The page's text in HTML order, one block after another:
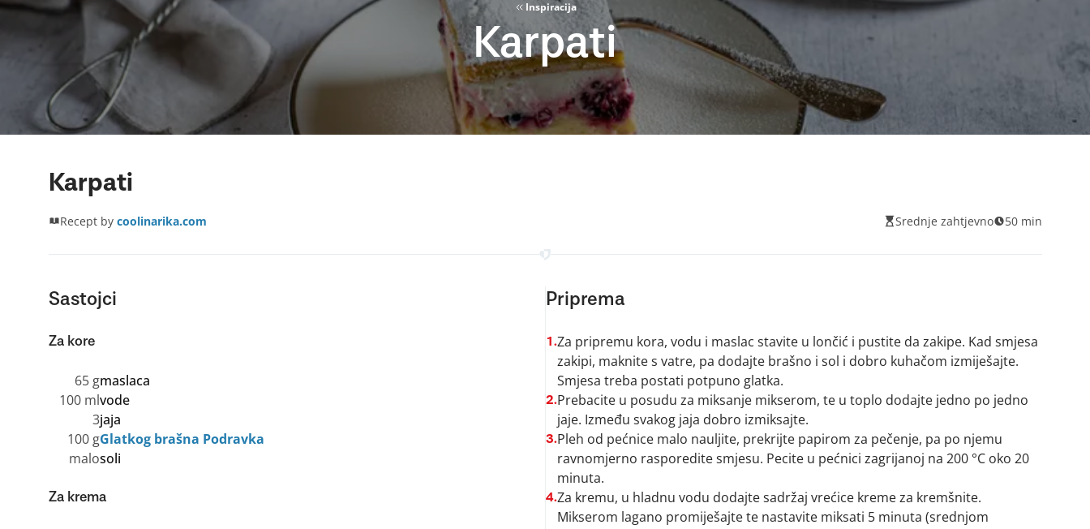
Inspiracija
Karpati
Karpati
Recept by coolinarika.com Srednje zahtjevno 50 min
Sastojci
Za kore
65 gmaslaca
100 mlvode
3jaja
100 gGlatkog brašna Podravka
malosoli
Za krema
Priprema
1.Za pripremu kora, vodu i maslac stavite u lončić i pustite da zakipe. Kad smjesa
zakipi, maknite s vatre, pa dodajte brašno i sol i dobro kuhačom izmiješajte.
Smjesa treba postati potpuno glatka.
2.Prebacite u posudu za miksanje mikserom, te u toplo dodajte jedno po jedno
jaje. Između svakog jaja dobro izmiksajte.
3.Pleh od pećnice malo nauljite, prekrijte papirom za pečenje, pa po njemu
ravnomjerno rasporedite smjesu. Pecite u pećnici zagrijanoj na 200 °C oko 20
minuta.
4.Za kremu, u hladnu vodu dodajte sadržaj vrećice kreme za kremšnite.
Mikserom lagano promiješajte te nastavite miksati 5 minuta (srednjom